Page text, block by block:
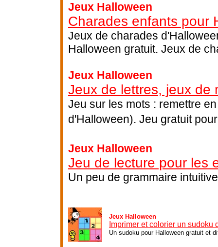
Jeux Halloween
Charades enfants pour
Jeux de charades
Halloween gratuit. Jeux de
Jeux Halloween
Jeux de lettres, jeux de
Jeu sur les mots : remettre
d'Halloween). Jeu gratuit
Jeux Halloween
Jeu de lecture pour les
Un peu de grammaire
Jeux Halloween
Imprimer et colorier un sudoku
Un sudoku pour Halloween gratuit et